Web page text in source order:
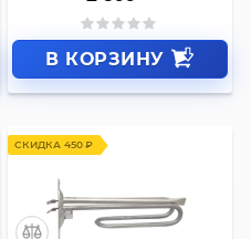
В КОРЗИНУ
СКИДКА 450 ₽